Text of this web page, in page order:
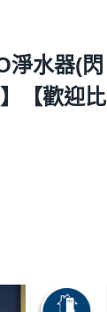
淨水器(閃
【歡迎比